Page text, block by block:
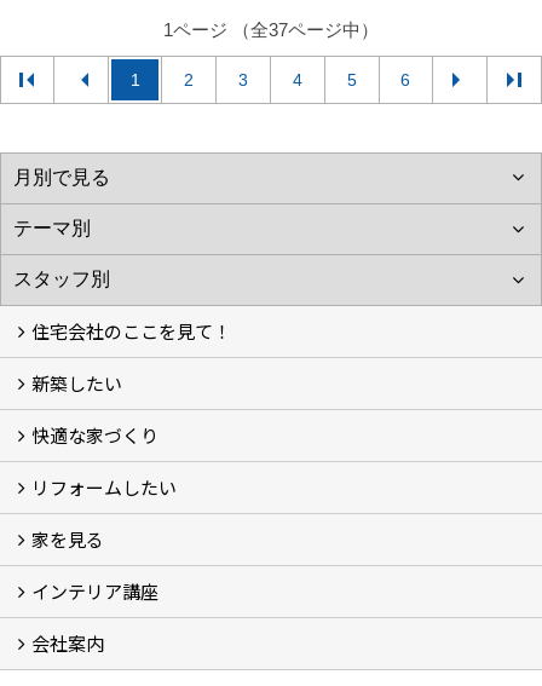
1ページ （全37ページ中）
1 2 3 4 5 6
住宅会社のここを見て！
家づくりをはじめる前に
施主をラクさせる会社とは？
理想の家を建てるには？
新築したい
こだわり
大伸の家づくり体制
地熱＆太陽光の家
家づくりスケジュール
アフター・保証体制
快適な家づくり
建替えたい
リフォームしたい
小さなリフォーム
大きなリフォーム
ビフォーアフター
家を見る
お客様の声
フォトギャラリー
ただいま建築中
施工実績
インテリア講座
イベント予告
イベント報告
会社案内